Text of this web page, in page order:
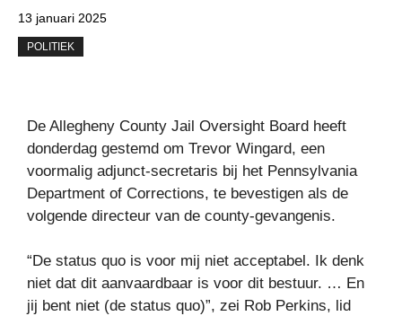
13 januari 2025
POLITIEK
De Allegheny County Jail Oversight Board heeft
donderdag gestemd om Trevor Wingard, een
voormalig adjunct-secretaris bij het Pennsylvania
Department of Corrections, te bevestigen als de
volgende directeur van de county-gevangenis.
“De status quo is voor mij niet acceptabel. Ik denk
niet dat dit aanvaardbaar is voor dit bestuur. … En
jij bent niet (de status quo)”, zei Rob Perkins, lid